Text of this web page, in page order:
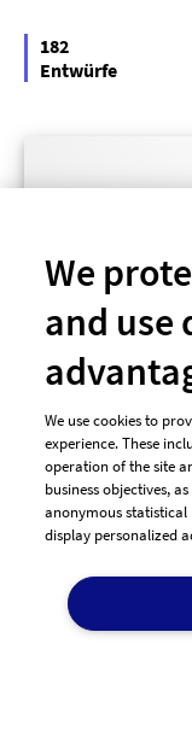
182
Entwürfe
Jubiläumslogo.
Rheinland Pfalz'
Jahre' muss
Datum '1980 - 20..
We
and use
We use cookies to
experience. These
operation of the site
business objectives,
anonymous statistical
display personalized